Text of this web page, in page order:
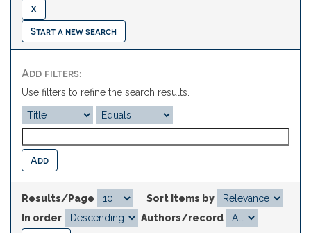
Start a new search
Add filters:
Use filters to refine the search results.
Results/Page
Sort items by
In order
Authors/record